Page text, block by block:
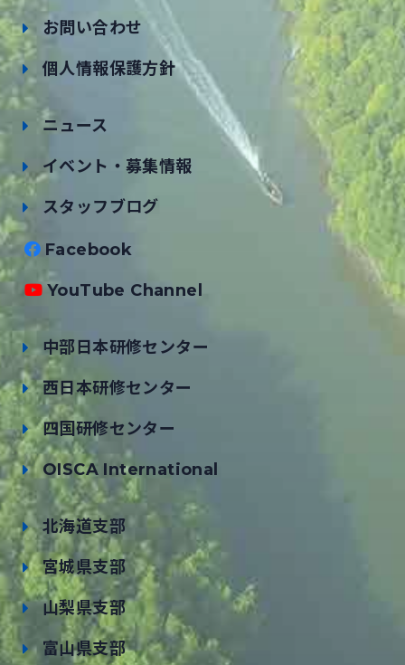
お問い合わせ
個人情報保護方針
ニュース
イベント・募集情報
スタッフブログ
Facebook
YouTube Channel
中部日本研修センター
西日本研修センター
四国研修センター
OISCA International
北海道支部
宮城県支部
山梨県支部
富山県支部